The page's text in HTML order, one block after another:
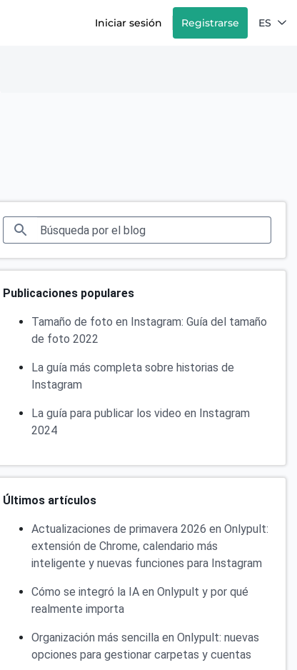
Iniciar sesión Registrarse ES
Publicaciones populares
Tamaño de foto en Instagram: Guía del tamaño
de foto 2022
La guía más completa sobre historias de
Instagram
La guía para publicar los video en Instagram
2024
Últimos artículos
Actualizaciones de primavera 2026 en Onlypult:
extensión de Chrome, calendario más
inteligente y nuevas funciones para Instagram
Cómo se integró la IA en Onlypult y por qué
realmente importa
Organización más sencilla en Onlypult: nuevas
opciones para gestionar carpetas y cuentas